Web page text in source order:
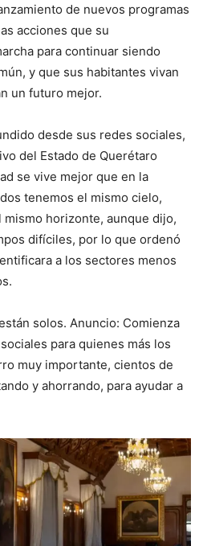
de nuevos programas
acciones que su
para continuar siendo
y que sus habitantes vivan
un futuro mejor.
desde sus redes sociales,
del Estado de Querétaro
se vive mejor que en la
tenemos el mismo cielo,
horizonte, aunque dijo,
difíciles, por lo que ordenó
a los sectores menos
solos. Anuncio: Comienza
para quienes más los
muy importante, cientos de
y ahorrando, para ayudar a